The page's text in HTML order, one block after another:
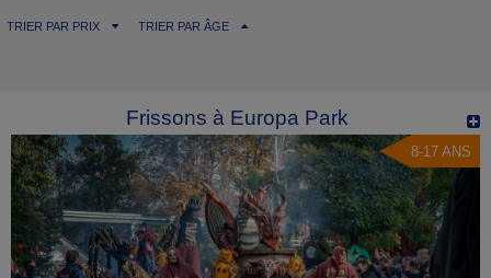
TRIER PAR PRIX TRIER PAR ÂGE
Frissons à Europa Park
8-17 ANS